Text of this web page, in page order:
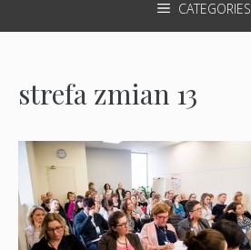
CATEGORIES
strefa zmian 13